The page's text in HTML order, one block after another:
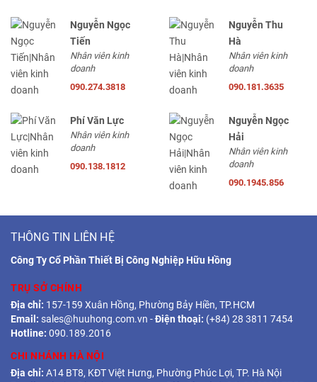
Nguyễn Ngọc
Tiến
Nhân viên kinh
doanh
090.274.3818
Nguyễn Thu
Hà
Nhân viên kinh
doanh
090.181.3635
Phí Văn Lực
Nhân viên kinh
doanh
090.138.1812
Nguyễn Ngọc
Hải
Nhân viên kinh
doanh
090.1945.856
THÔNG TIN LIÊN HỆ
Công Ty Cổ Phần Thiết Bị Công Nghiệp Hữu Hồng
TRỤ SỞ CHÍNH
Địa chỉ: 157-159 Xuân Hồng, Phường Bảy Hiền, TP.HCM
Email: sales@huuhong.com.vn -Điện thoại: (+84) 28 3811 7454
Hotline: 090.189.2016
CHI NHÁNH HÀ NỘI
Địa chỉ: A14 BT8, KĐT Việt Hưng, Phường Phúc Lợi, TP. Hà Nội